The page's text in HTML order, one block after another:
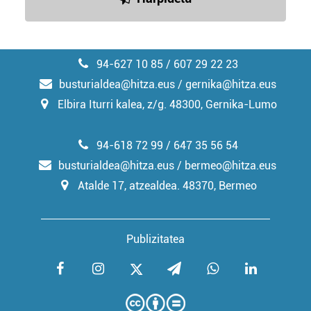
94-627 10 85 / 607 29 22 23
busturialdea@hitza.eus / gernika@hitza.eus
Elbira Iturri kalea, z/g. 48300, Gernika-Lumo
Publizitatea
94-618 72 99 / 647 35 56 54
busturialdea@hitza.eus / bermeo@hitza.eus
Atalde 17, atzealdea. 48370, Bermeo